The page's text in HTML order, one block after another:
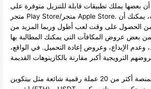
بعضها يملك تطبيقات قابلة للتنزيل متوفرة على
متجر Play Store/متجر Apple Store. مع هذه المكافآت، يمكنك أن
من الحصول على وقت لعب أطول وربما المزيد من
بعض عروض المكافآت التي يمكنك المطالبة بها
وعدم الإيداع، وعروض إعادة التحميل. في الواقع،
تدعم المنصة أكثر من 20 عملة رقمية شائعة مثل بيتكوين (BTC) و